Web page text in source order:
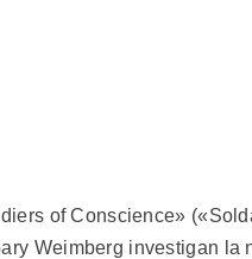
of Conscience»
Weimberg investigan la